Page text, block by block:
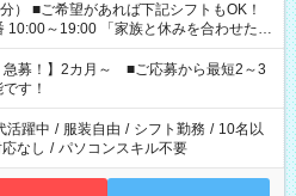
もOK！
家族と休みを合わせた
飯の準備がしたい」 「できれば残業はし
えてくださいね。 ※Wワーク希望
で希望する勤務時間と、もう1つのお仕事
40時間を超える場合は応募できません。
急募！】2カ月～ ■ご応募から最短2～3
す！
活躍中 / 服装自由 / シフト勤務 / 10名以
なし / パソコンスキル不要